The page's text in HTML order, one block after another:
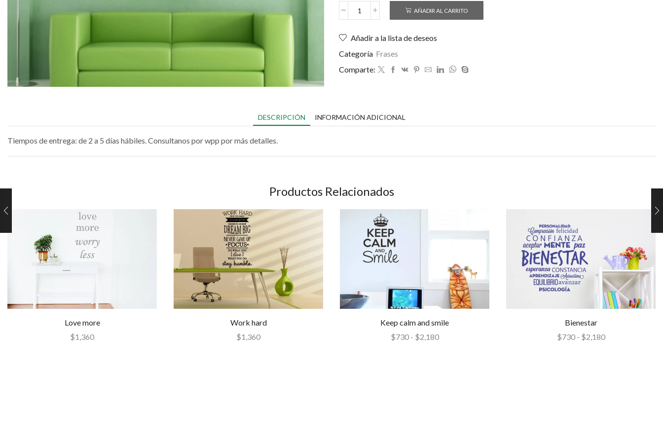
AÑADIR AL CARRITO
Añadir a la lista de deseos
Categoría Frases
Comparte:
DESCRIPCIÓN INFORMACIÓN ADICIONAL
Tiempos de entrega: de 2 a 5 días hábiles. Consultanos por wpp por más detalles.
Productos Relacionados
Love more
$1,360
Work hard
$1,360
Keep calm and smile
$730 - $2,180
Bienestar
$730 - $2,180